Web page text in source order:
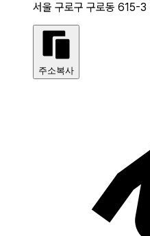
서울 구로구 구로동 615-
주소복사